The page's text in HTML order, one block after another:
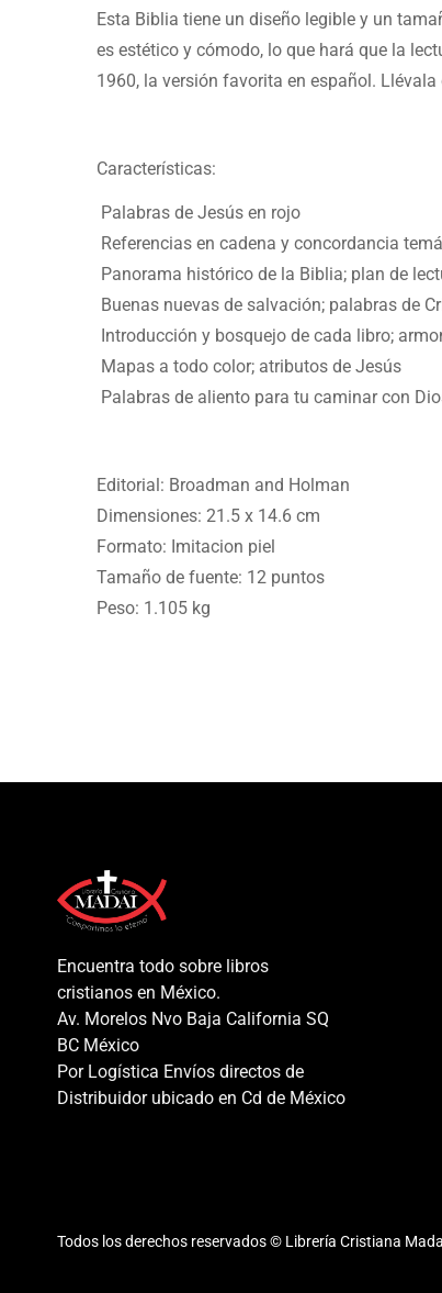
Esta Biblia tiene un diseño legible y un
es estético y cómodo, lo que hará que la
1960, la versión favorita en español.
Características:
Palabras de Jesús en rojo
Referencias en cadena y concordancia
Panorama histórico de la Biblia; plan de
Buenas nuevas de salvación; palabras de
Introducción y bosquejo de cada libro;
Mapas a todo color; atributos de Jesús
Palabras de aliento para tu caminar con
Editorial: Broadman and Holman
Dimensiones: 21.5 x 14.6 cm
Formato: Imitacion piel
Tamaño de fuente: 12 puntos
Peso: 1.105 kg
Encuentra todo sobre libros
cristianos en México.
Av. Morelos Nvo Baja California SQ
BC México
Por Logística Envíos directos de
Distribuidor ubicado en Cd de México
Todos los derechos reservados © Librería Cristiana